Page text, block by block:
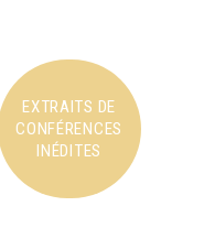
EXTRAITS DE
CONFÉRENCES
INÉDITES